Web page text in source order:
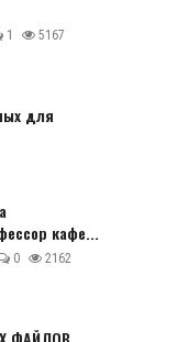
1 5167
для
кафе...
0 2162